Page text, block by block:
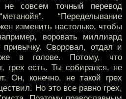
не совсем точный перевод
“Переделывание
изменить настолько, чтобы
воровать миллиард
Своровал, отдал и
в голове. Потому, что
грех есть. Ты собирался, не
Он, конечно, не такой грех
Но это все равно грех,